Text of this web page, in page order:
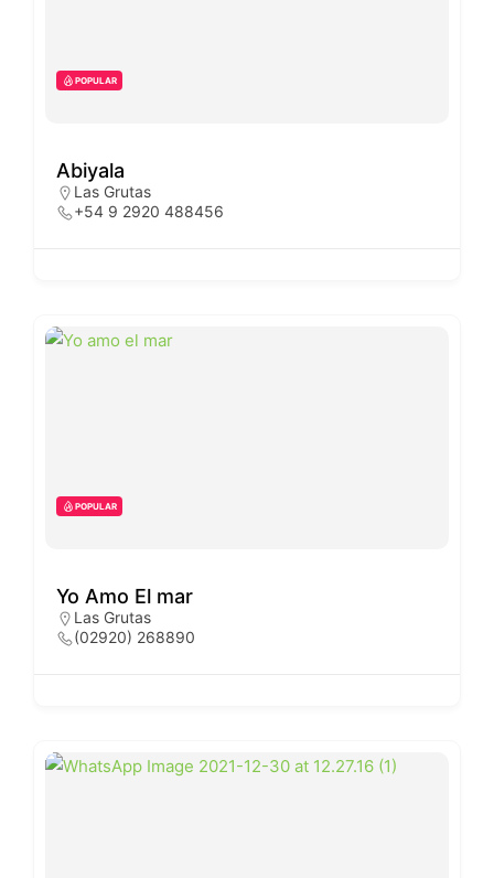
POPULAR
Abiyala
Las Grutas
+54 9 2920 488456
POPULAR
Yo Amo El mar
Las Grutas
(02920) 268890